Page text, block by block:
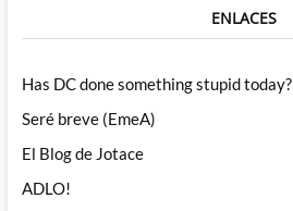
ENLACES
Has DC done something stupid today?
Seré breve (EmeA)
El Blog de Jotace
ADLO!